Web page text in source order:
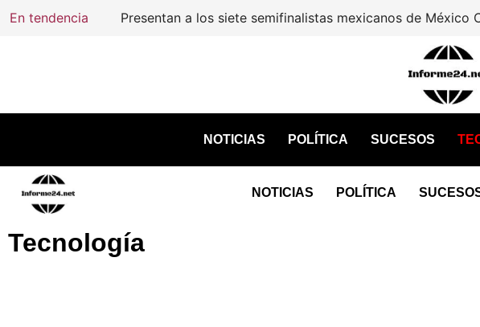
En tendencia
NOTICIAS POLÍTICA SUCESOS
NOTICIAS POLÍTICA
Tecnología